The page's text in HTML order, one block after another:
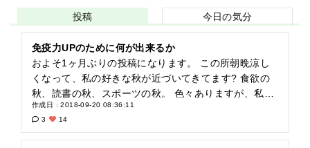
投稿 今日の気分
免疫力UPのために何が出来るか
およそ1ヶ月ぶりの投稿になります。 この所朝晩涼し
くなって、私の好きな秋が近づいてきてます? 食欲の
秋、読書の秋、スポーツの秋。 色々ありますが、私は
断然食欲の秋です!! 毎年、秋から冬にかけて何故が体
重が1、2㌔増加するんですよね～(￣&nabla;￣*)ゞ 体
重といえば、夏の健康診断で体重が昨年より減ってま
作成日 : 2018-09-20 08:36:11
3
14